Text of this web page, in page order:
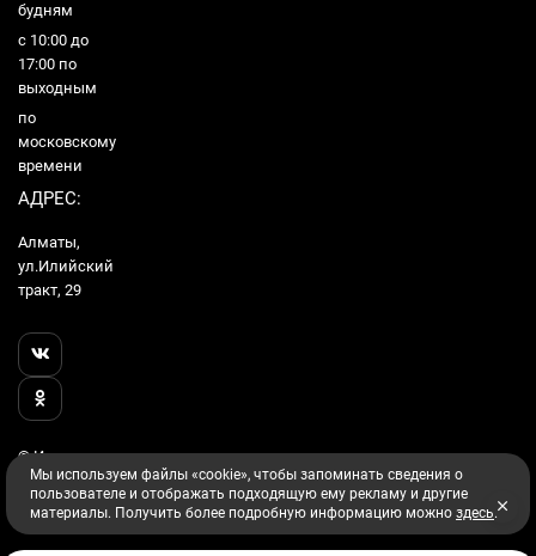
будням
с 10:00 до
17:00 по
выходным
по
московскому
времени
АДРЕС:
Алматы,
ул.Илийский
тракт, 29
© Интернет
Гипермаркет
Utake, 2026
Мы используем файлы «cookie», чтобы запоминать сведения о
пользователе и отображать подходящую ему рекламу и другие
материалы. Получить более подробную информацию можно здесь.